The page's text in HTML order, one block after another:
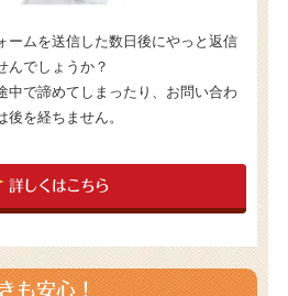
ームを送信した数日後にやっと返信
んでしょうか？
中で諦めてしまったり、お問い合わ
を経ちません。
詳しくはこちら
も安心！